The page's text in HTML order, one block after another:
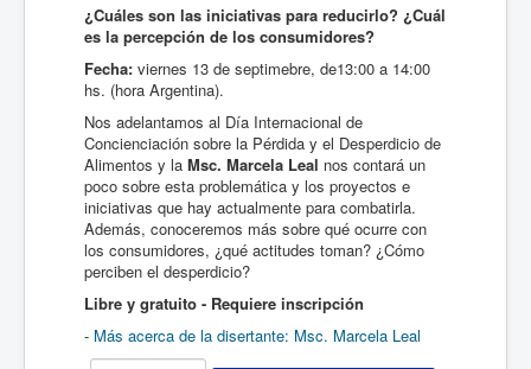
¿Cuáles son las iniciativas para reducirlo? ¿Cuál
es la percepción de los consumidores?
Fecha: viernes 13 de septimebre, de13:00 a 14:00
hs. (hora Argentina).
Nos adelantamos al Día Internacional de
Concienciación sobre la Pérdida y el Desperdicio de
Alimentos y la Msc. Marcela Leal nos contará un
poco sobre esta problemática y los proyectos e
iniciativas que hay actualmente para combatirla.
Además, conoceremos más sobre qué ocurre con
los consumidores, ¿qué actitudes toman? ¿Cómo
perciben el desperdicio?
Libre y gratuito - Requiere inscripción
- Más acerca de la disertante: Msc. Marcela Leal